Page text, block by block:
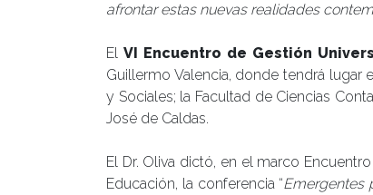
afrontar estas nuevas realidades
El VI Encuentro de Gestión
Guillermo Valencia, donde tendrá lugar
y Sociales; la Facultad de Ciencias
José de Caldas.
El Dr. Oliva dictó, en el marco
Educación, la conferencia “Emergentes